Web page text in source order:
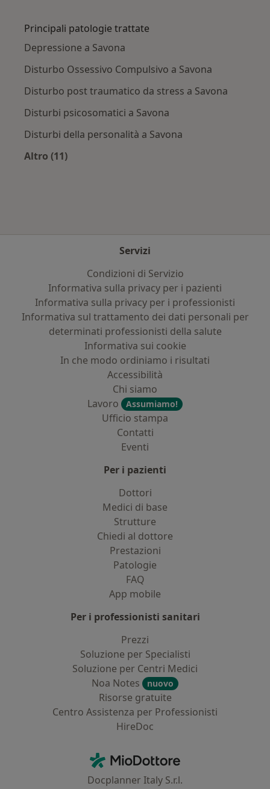
Principali patologie trattate
Depressione a Savona
Disturbo Ossessivo Compulsivo a Savona
Disturbo post traumatico da stress a Savona
Disturbi psicosomatici a Savona
Disturbi della personalità a Savona
Altro (11)
Servizi
Condizioni di Servizio
Informativa sulla privacy per i pazienti
Informativa sulla privacy per i professionisti
Informativa sul trattamento dei dati personali per
determinati professionisti della salute
Informativa sui cookie
In che modo ordiniamo i risultati
Accessibilità
Chi siamo
Lavoro
Assumiamo!
Ufficio stampa
Contatti
Eventi
Per i pazienti
Dottori
Medici di base
Strutture
Chiedi al dottore
Prestazioni
Patologie
FAQ
App mobile
Per i professionisti sanitari
Prezzi
Soluzione per Specialisti
Soluzione per Centri Medici
Noa Notes
nuovo
Risorse gratuite
Centro Assistenza per Professionisti
HireDoc
MioDottore - Homepage
Docplanner Italy S.r.l.